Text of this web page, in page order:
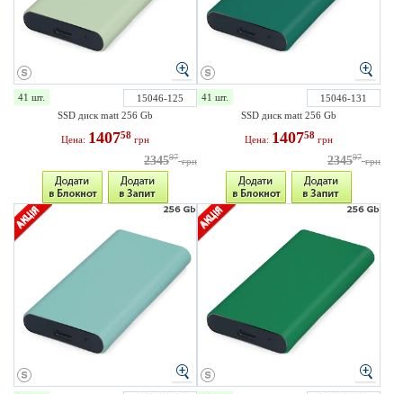
41 шт.
15046-125
SSD диск matt 256 Gb
Цена: 140758 грн
234597 грн
41 шт.
15046-131
SSD диск matt 256 Gb
Цена: 140758 грн
234597 грн